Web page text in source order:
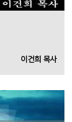
이건희 목사